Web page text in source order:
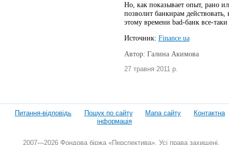
Но, как показывает опыт, рано
позволит банкирам
этому времени bad-банк все-
Источник: Finance.ua
Автор: Галина Акимова
27 травня 2011 р.
Питання-відповідь Пошук по сайту Мапа сайту
Контактна
інформація
2007—2026 Фондова біржа «Перспектива». Усі права захищені.